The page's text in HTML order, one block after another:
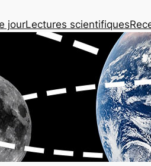
jourLectures scientifiques